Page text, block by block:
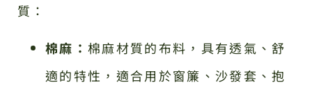
質：
棉麻：棉麻材質的布料，具有透氣、舒
適的特性，適合用於窗簾、沙發套、抱